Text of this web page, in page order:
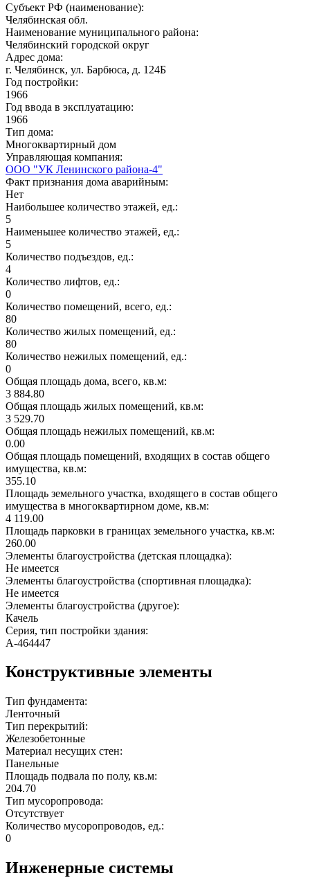
Субъект РФ (наименование):
Челябинская обл.
Наименование муниципального района:
Челябинский городской округ
Адрес дома:
г. Челябинск, ул. Барбюса, д. 124Б
Год постройки:
1966
Год ввода в эксплуатацию:
1966
Тип дома:
Многоквартирный дом
Управляющая компания:
ООО "УК Ленинского района-4"
Факт признания дома аварийным:
Нет
Наибольшее количество этажей, ед.:
5
Наименьшее количество этажей, ед.:
5
Количество подъездов, ед.:
4
Количество лифтов, ед.:
0
Количество помещений, всего, ед.:
80
Количество жилых помещений, ед.:
80
Количество нежилых помещений, ед.:
0
Общая площадь дома, всего, кв.м:
3 884.80
Общая площадь жилых помещений, кв.м:
3 529.70
Общая площадь нежилых помещений, кв.м:
0.00
Общая площадь помещений, входящих в состав общего
имущества, кв.м:
355.10
Площадь земельного участка, входящего в состав общего
имущества в многоквартирном доме, кв.м:
4 119.00
Площадь парковки в границах земельного участка, кв.м:
260.00
Элементы благоустройства (детская площадка):
Не имеется
Элементы благоустройства (спортивная площадка):
Не имеется
Элементы благоустройства (другое):
Качель
Серия, тип постройки здания:
А-464447
Конструктивные элементы
Тип фундамента:
Ленточный
Тип перекрытий:
Железобетонные
Материал несущих стен:
Панельные
Площадь подвала по полу, кв.м:
204.70
Тип мусоропровода:
Отсутствует
Количество мусоропроводов, ед.:
0
Инженерные системы